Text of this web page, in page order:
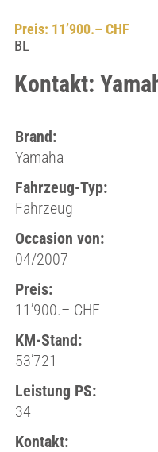
Preis: 11’900.– CHF
BL
Kontakt:
Brand:
Yamaha
Fahrzeug-Typ:
Fahrzeug
Occasion von:
04/2007
Preis:
11’900.– CHF
KM-Stand:
53’721
Leistung PS:
34
Kontakt: